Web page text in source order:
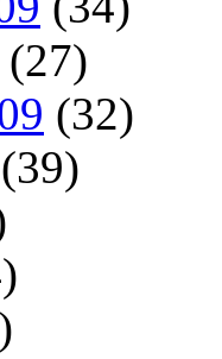
(27)
(32)
(39)